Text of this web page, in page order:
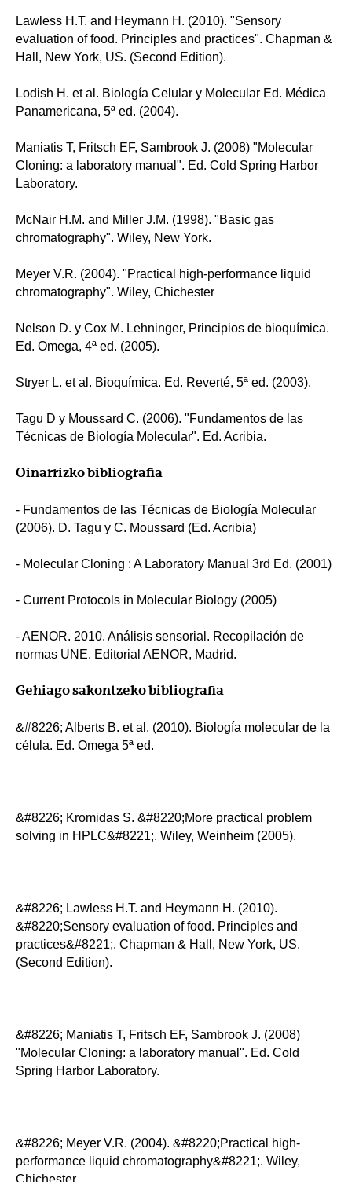
Lawless H.T. and Heymann H. (2010). "Sensory
evaluation of food. Principles and practices". Chapman &
Hall, New York, US. (Second Edition).
Lodish H. et al. Biología Celular y Molecular Ed. Médica
Panamericana, 5ª ed. (2004).
Maniatis T, Fritsch EF, Sambrook J. (2008) "Molecular
Cloning: a laboratory manual". Ed. Cold Spring Harbor
Laboratory.
McNair H.M. and Miller J.M. (1998). "Basic gas
chromatography". Wiley, New York.
Meyer V.R. (2004). "Practical high-performance liquid
chromatography". Wiley, Chichester
Nelson D. y Cox M. Lehninger, Principios de bioquímica.
Ed. Omega, 4ª ed. (2005).
Stryer L. et al. Bioquímica. Ed. Reverté, 5ª ed. (2003).
Tagu D y Moussard C. (2006). "Fundamentos de las
Técnicas de Biología Molecular". Ed. Acribia.
Oinarrizko bibliografia
- Fundamentos de las Técnicas de Biología Molecular
(2006). D. Tagu y C. Moussard (Ed. Acribia)
- Molecular Cloning : A Laboratory Manual 3rd Ed. (2001)
- Current Protocols in Molecular Biology (2005)
- AENOR. 2010. Análisis sensorial. Recopilación de
normas UNE. Editorial AENOR, Madrid.
Gehiago sakontzeko bibliografia
&#8226; Alberts B. et al. (2010). Biología molecular de la
célula. Ed. Omega 5ª ed.
&#8226; Kromidas S. &#8220;More practical problem
solving in HPLC&#8221;. Wiley, Weinheim (2005).
&#8226; Lawless H.T. and Heymann H. (2010).
&#8220;Sensory evaluation of food. Principles and
practices&#8221;. Chapman & Hall, New York, US.
(Second Edition).
&#8226; Maniatis T, Fritsch EF, Sambrook J. (2008)
"Molecular Cloning: a laboratory manual". Ed. Cold
Spring Harbor Laboratory.
&#8226; Meyer V.R. (2004). &#8220;Practical high-
performance liquid chromatography&#8221;. Wiley,
Chichester